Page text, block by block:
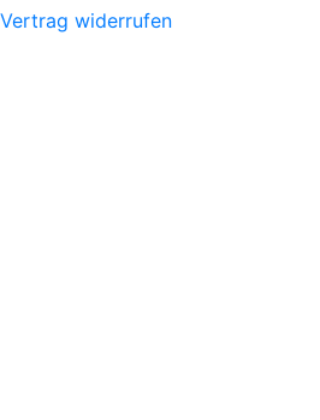
Vertrag widerrufen